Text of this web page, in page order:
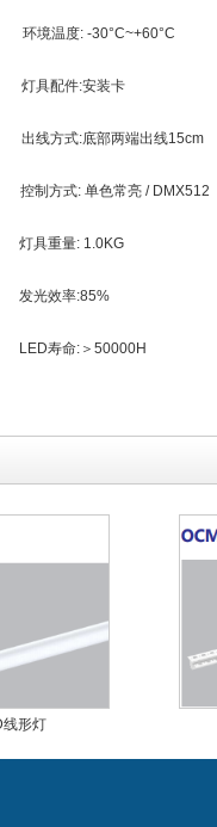
度: -30°C~+60°C
:安装卡
式:底部两端出线15cm
常亮 / DMX512
1.0KG
:85%
50000H
线形灯